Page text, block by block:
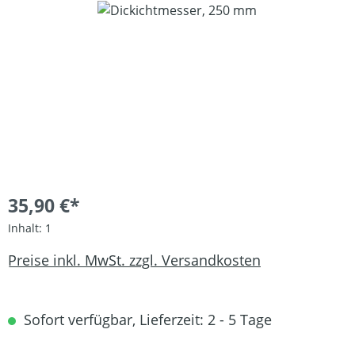
Bildergalerie überspringen
35,90 €*
Inhalt: 1
Preise inkl. MwSt. zzgl. Versandkosten
Sofort verfügbar, Lieferzeit: 2 - 5 Tage